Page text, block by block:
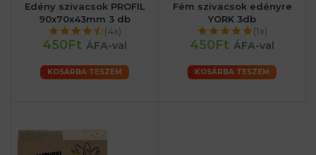
Edény szivacsok PROFIL
90x70x43mm 3 db
(4x)
450Ft ÁFA-val
KOSÁRBA TESZEM
Fém szivacsok edényre
YORK 3db
(1x)
450Ft ÁFA-val
KOSÁRBA TESZEM